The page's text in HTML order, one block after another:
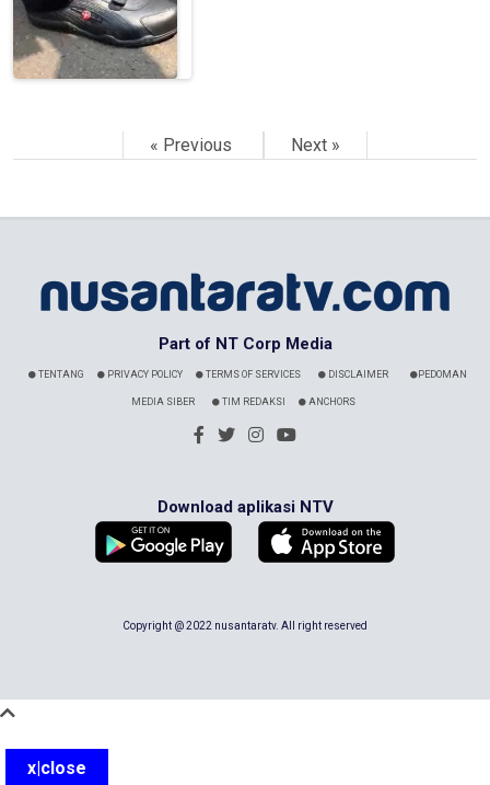
« Previous Next »
Part of NT Corp Media
TENTANG PRIVACY POLICY TERMS OF SERVICES DISCLAIMER PEDOMAN
MEDIA SIBER TIM REDAKSI ANCHORS
Download aplikasi NTV
Copyright @ 2022 nusantaratv. All right reserved
x|close